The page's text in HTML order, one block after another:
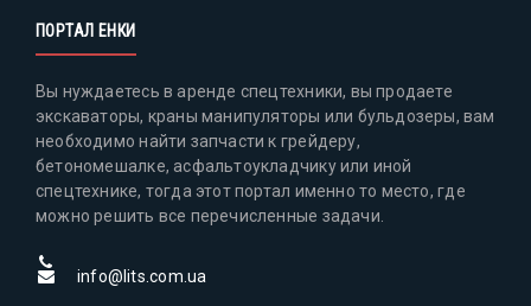
ПОРТАЛ ЕНКИ
Вы нуждаетесь в аренде спецтехники, вы продаете
экскаваторы, краны манипуляторы или бульдозеры, вам
необходимо найти запчасти к грейдеру,
бетономешалке, асфальтоукладчику или иной
спецтехнике, тогда этот портал именно то место, где
можно решить все перечисленные задачи.
info@lits.com.ua